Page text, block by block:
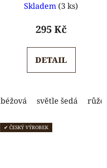
hodnocení
produktu
5,0
z
Skladem (3 ks)
295 Kč
DETAIL
béžová světle šedá
✔ ČESKÝ VÝROBEK